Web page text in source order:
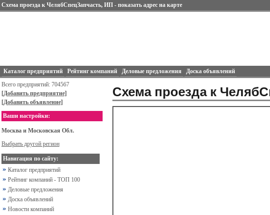
Схема проезда к ЧелябСпецЗапчасть, ИП - показать адрес на карте
Каталог предприятий Рейтинг компаний Деловые предложения
Доска объявлений
Всего предприятий: 704567
[Добавить предприятие]
[Добавить объявление]
Ваши настройки:
Москва и Московская Обл.
Выбрать другой регион
Навигация по сайту:
Каталог предприятий
Рейтинг компаний - ТОП 100
Деловые предложения
Доска объявлений
Новости компаний
Схема проезда к